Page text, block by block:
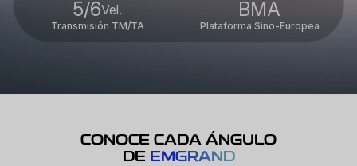
5/6Vel.
Transmisión TM/TA
BMA
Plataforma Sino-Europea
CONOCE CADA ÁNGULO
DE EMGRAND